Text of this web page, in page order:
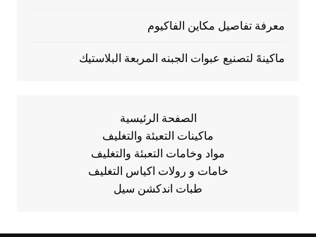
معرفة تفاصيل مكاين الفاكيوم
ماكينهً لتصنيع عبوات الجبنه المربعة البلاستيك
الصفحة الرئيسية
ماكينات التعبئة والتغليف
مواد وخامات التعبئة والتغليف
خامات و رولات اكياس التغليف
طبات اندكشن سيل